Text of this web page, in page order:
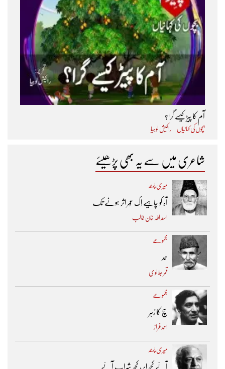
آم کا پیڑ کیسے گرا؟
بچوں کی کہانیاں راکیش لوہیا
شاعری میں سے یہ بھی پڑھیئے
میری پسند
آہ کو چاہیے اِک عُمر اثر ہونے تک ​
اسد اللہ خان غالب
مجموعے
حمد
قمر جلالوی
مجموعے
سچ کا زہر
احمد فراز
میری پسند
آئے کچھ ابر، کچھ شراب آئے